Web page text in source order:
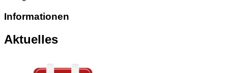
Informationen
Aktuelles